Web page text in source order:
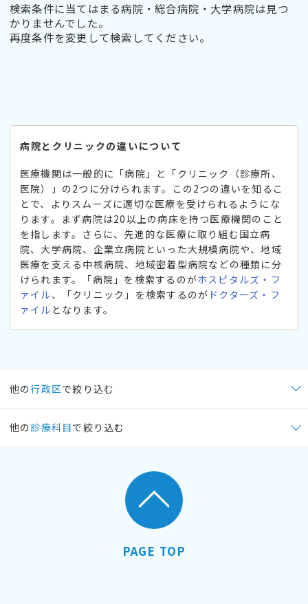
検索条件に当てはまる病院・総合病院・大学病院は見つ
かりませんでした。
再度条件を変更して検索してください。
病院とクリニックの違いについて
医療機関は一般的に「病院」と「クリニック（診療所、
医院）」の2つに分けられます。この2つの違いを知るこ
とで、よりスムーズに適切な医療を受けられるようにな
ります。まず病院は20以上の病床を持つ医療機関のこと
を指します。さらに、先進的な医療に取り組む国立病
院、大学病院、企業立病院といった大規模病院や、地域
医療を支える中核病院、地域密着型病院などの種類に分
けられます。「病院」を検索するのがホスピタルズ・フ
ァイル、「クリニック」を検索するのが ドクターズ・フ
ァイル となります。
他の行政区で絞り込む
他の 診療科目で絞り込む
PAGE TOP